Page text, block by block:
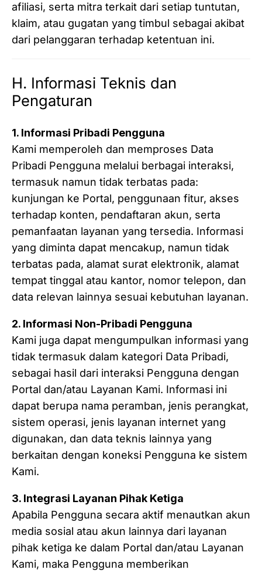
afiliasi, serta mitra terkait dari setiap tuntutan,
klaim, atau gugatan yang timbul sebagai akibat
dari pelanggaran terhadap ketentuan ini.
H. Informasi Teknis dan
Pengaturan
1. Informasi Pribadi Pengguna
Kami memperoleh dan memproses Data
Pribadi Pengguna melalui berbagai interaksi,
termasuk namun tidak terbatas pada:
kunjungan ke Portal, penggunaan fitur, akses
terhadap konten, pendaftaran akun, serta
pemanfaatan layanan yang tersedia. Informasi
yang diminta dapat mencakup, namun tidak
terbatas pada, alamat surat elektronik, alamat
tempat tinggal atau kantor, nomor telepon, dan
data relevan lainnya sesuai kebutuhan layanan.
2. Informasi Non-Pribadi Pengguna
Kami juga dapat mengumpulkan informasi yang
tidak termasuk dalam kategori Data Pribadi,
sebagai hasil dari interaksi Pengguna dengan
Portal dan/atau Layanan Kami. Informasi ini
dapat berupa nama peramban, jenis perangkat,
sistem operasi, jenis layanan internet yang
digunakan, dan data teknis lainnya yang
berkaitan dengan koneksi Pengguna ke sistem
Kami.
3. Integrasi Layanan Pihak Ketiga
Apabila Pengguna secara aktif menautkan akun
media sosial atau akun lainnya dari layanan
pihak ketiga ke dalam Portal dan/atau Layanan
Kami, maka Pengguna memberikan